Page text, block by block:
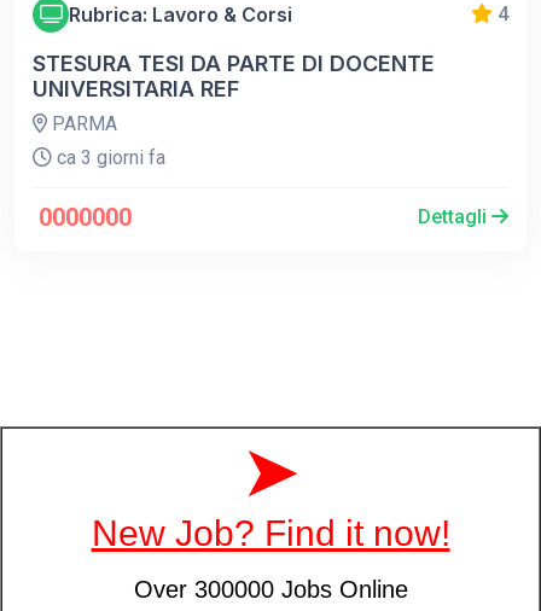
Rubrica: Lavoro & Corsi 4
STESURA TESI DA PARTE DI DOCENTE
UNIVERSITARIA REF
PARMA
ca 3 giorni fa
0000000 Dettagli